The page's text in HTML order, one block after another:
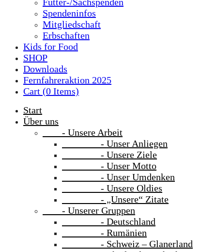
Spendeninfos
Mitgliedschaft
Erbschaften
Kids for Food
SHOP
Downloads
Fernfahreraktion 2025
Cart (0 Items)
Start
Über uns
- Unsere Arbeit
- Unser Anliegen
- Unsere Ziele
- Unser Motto
- Unser Umdenken
- Unsere Oldies
- „Unsere“ Zitate
- Unserer Gruppen
- Deutschland
- Rumänien
- Schweiz – Glanerland